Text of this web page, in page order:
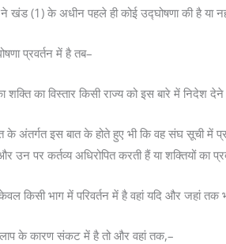
ने खंड (1) के अधीन पहले ही कोई उद्घोषणा की है या
प्रवर्तन में है तब–
का विस्तार किसी राज्य को इस बारे में निदेश
अंतर्गत इस बात के होते हुए भी कि वह संघ सूची में
उन पर कर्तव्य अधिरोपित करती हैं या शक्तियों का
किसी भाग में परिवर्तन में है वहां यदि और जहां
के कारण संकट में है तो और वहां तक,–